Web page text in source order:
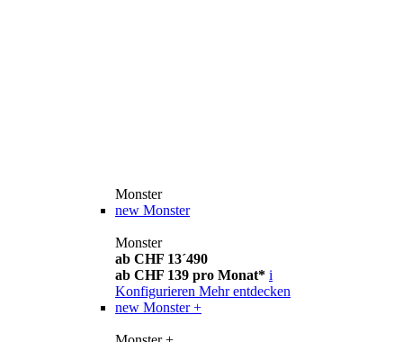
Monster
new Monster
Monster
ab CHF 13´490
ab CHF 139 pro Monat* i
Konfigurieren Mehr entdecken
new Monster +